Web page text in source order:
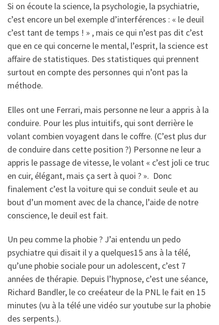
Si on écoute la science, la psychologie, la psychiatrie,
c’est encore un bel exemple d’interférences : « le deuil
c’est tant de temps ! » , mais ce qui n’est pas dit c’est
que en ce qui concerne le mental, l’esprit, la science est
affaire de statistiques. Des statistiques qui prennent
surtout en compte des personnes qui n’ont pas la
méthode.
Elles ont une Ferrari, mais personne ne leur a appris à la
conduire. Pour les plus intuitifs, qui sont derrière le
volant combien voyagent dans le coffre. (C’est plus dur
de conduire dans cette position ?) Personne ne leur a
appris le passage de vitesse, le volant « c’est joli ce truc
en cuir, élégant, mais ça sert à quoi ? ». Donc
finalement c’est la voiture qui se conduit seule et au
bout d’un moment avec de la chance, l’aide de notre
conscience, le deuil est fait.
Un peu comme la phobie ? J’ai entendu un pedo
psychiatre qui disait il y a quelques15 ans à la télé,
qu’une phobie sociale pour un adolescent, c’est 7
années de thérapie. Depuis l’hypnose, c’est une séance,
Richard Bandler, le co creéateur de la PNL le fait en 15
minutes (vu à la télé une vidéo sur youtube sur la phobie
des serpents.).